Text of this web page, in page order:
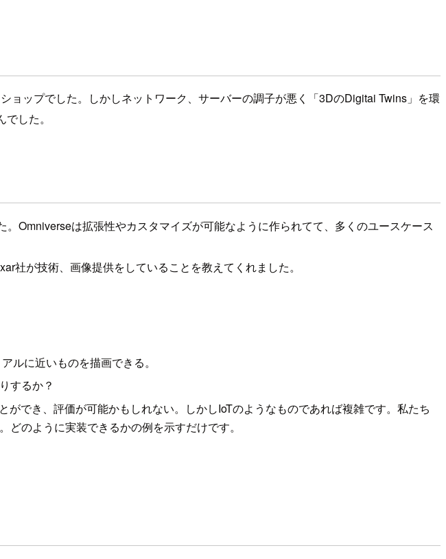
ョップでした。しかしネットワーク、サーバーの調子が悪く「3DのDigitai Twins」を環
した。
Omniverseは拡張性やカスタマイズが可能なように作られてて、多くのユースケース
社が技術、画像提供をしていることを教えてくれました。
ルに近いものを描画できる。
するか？
でき、評価が可能かもしれない。しかしIoTのようなものであれば複雑です。私たち
のように実装できるかの例を示すだけです。